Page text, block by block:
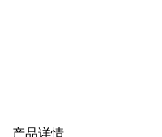
产品详情